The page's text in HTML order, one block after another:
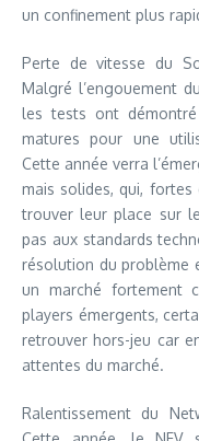
un confinement plus
Perte de vitesse du
Malgré l’engouement
les tests ont démontré
matures pour une
Cette année verra
mais solides, qui, fortes
trouver leur place sur
pas aux standards
résolution du problème
un marché fortement
players émergents,
retrouver hors-jeu car
attentes du marché.
Ralentissement du